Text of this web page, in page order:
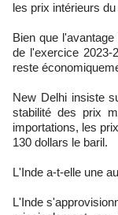
les prix intérieurs
Bien que
de l'exercice
reste
New Delhi insiste
stabilité des prix
importations, les
130 dollars le baril.
L'Inde a-t-elle une
L'Inde